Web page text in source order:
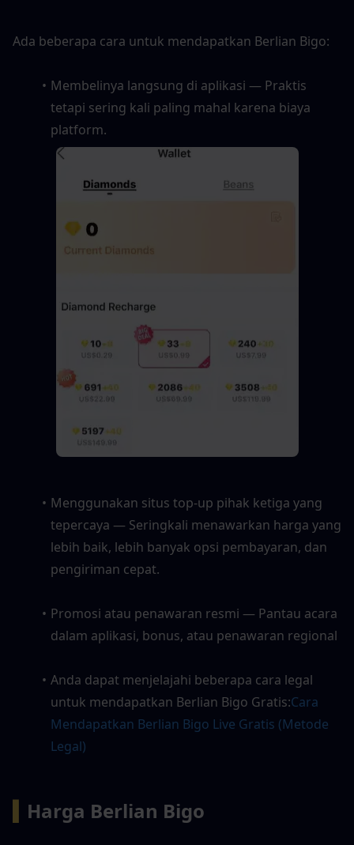
Ada beberapa cara untuk mendapatkan Berlian Bigo:
Membelinya langsung di aplikasi — Praktis
tetapi sering kali paling mahal karena biaya
platform.
Menggunakan situs top-up pihak ketiga yang
tepercaya — Seringkali menawarkan harga yang
lebih baik, lebih banyak opsi pembayaran, dan
pengiriman cepat.
Promosi atau penawaran resmi — Pantau acara
dalam aplikasi, bonus, atau penawaran regional
Anda dapat menjelajahi beberapa cara legal
untuk mendapatkan Berlian Bigo Gratis:Cara
Mendapatkan Berlian Bigo Live Gratis (Metode
Legal)
Harga Berlian Bigo